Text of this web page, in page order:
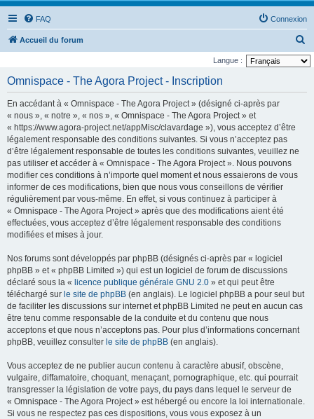
FAQ Connexion
Accueil du forum
e
Langue :
Omnispace - The Agora Project - Inscription
En accédant à « Omnispace - The Agora Project » (désigné ci-après par
« nous », « notre », « nos », « Omnispace - The Agora Project » et
« https://www.agora-project.net/appMisc/clavardage »), vous acceptez d’être
légalement responsable des conditions suivantes. Si vous n’acceptez pas
d’être légalement responsable de toutes les conditions suivantes, veuillez ne
pas utiliser et accéder à « Omnispace - The Agora Project ». Nous pouvons
modifier ces conditions à n’importe quel moment et nous essaierons de vous
informer de ces modifications, bien que nous vous conseillons de vérifier
régulièrement par vous-même. En effet, si vous continuez à participer à
« Omnispace - The Agora Project » après que des modifications aient été
effectuées, vous acceptez d’être légalement responsable des conditions
modifiées et mises à jour.
Nos forums sont développés par phpBB (désignés ci-après par « logiciel
phpBB » et « phpBB Limited ») qui est un logiciel de forum de discussions
déclaré sous la « licence publique générale GNU 2.0 » et qui peut être
téléchargé sur le site de phpBB (en anglais). Le logiciel phpBB a pour seul but
de faciliter les discussions sur internet et phpBB Limited ne peut en aucun cas
être tenu comme responsable de la conduite et du contenu que nous
acceptons et que nous n’acceptons pas. Pour plus d’informations concernant
phpBB, veuillez consulter le site de phpBB (en anglais).
Vous acceptez de ne publier aucun contenu à caractère abusif, obscène,
vulgaire, diffamatoire, choquant, menaçant, pornographique, etc. qui pourrait
transgresser la législation de votre pays, du pays dans lequel le serveur de
« Omnispace - The Agora Project » est hébergé ou encore la loi internationale.
Si vous ne respectez pas ces dispositions, vous vous exposez à un